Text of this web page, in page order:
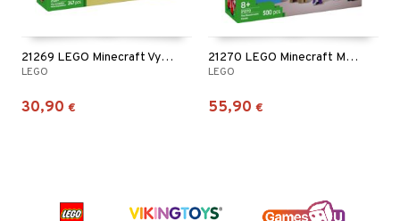
21269 LEGO Minecraft Vyötiäiskaivos
LEGO
30,90 €
21270 LEGO Minecraft Mooshroom-talo
LEGO
55,90 €